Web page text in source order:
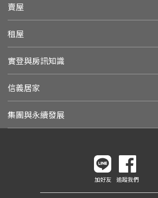
賣屋
租屋
實登與房訊知識
信義居家
集團與永續發展
加好友 追蹤我們